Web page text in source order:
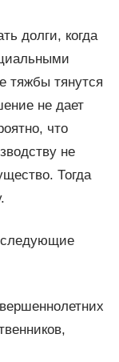
долги, когда
тяжбы тянутся
не дает
что
не
Тогда
следующие